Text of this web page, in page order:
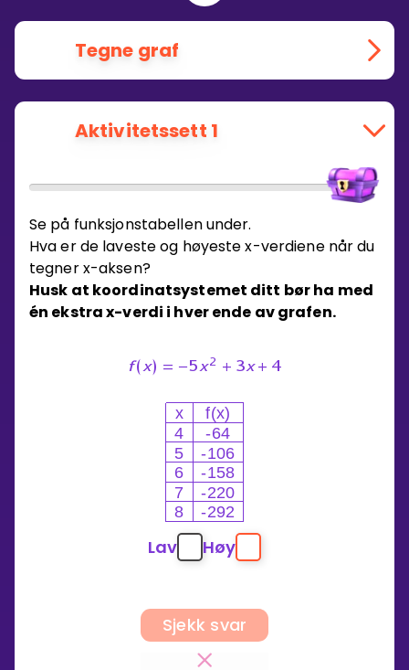
Tegne graf
Aktivitetssett 1
Se på funksjonstabellen under.
Hva er de laveste og høyeste x-verdiene når du
tegner x-aksen?
Husk at koordinatsystemet ditt bør ha med
én ekstra x-verdi i hver ende av grafen.
f(x) = −5x2 + 3x + 4
x
4
5
6
7
8
f(x)
-64
-106
-158
-220
-292
Lav Høy
Sjekk svar